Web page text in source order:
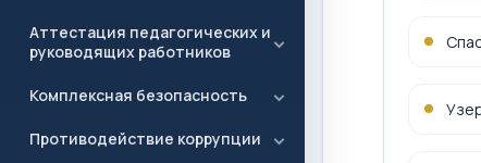
Аттестация педагогических и
руководящих работников
Комплексная безопасность
Противодействие коррупции